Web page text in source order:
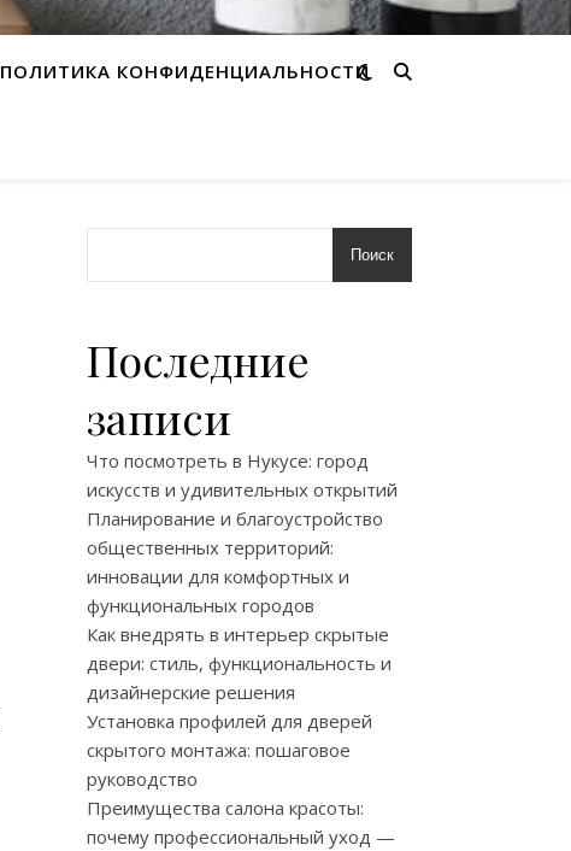
ПОЛИТИКА КОНФИДЕНЦИАЛЬНОСТИ
Поиск
Последние
записи
Что посмотреть в Нукусе: город
искусств и удивительных открытий
Планирование и благоустройство
общественных территорий:
инновации для комфортных и
функциональных городов
Как внедрять в интерьер скрытые
двери: стиль, функциональность и
дизайнерские решения
Установка профилей для дверей
скрытого монтажа: пошаговое
руководство
Преимущества салона красоты:
почему профессиональный уход —